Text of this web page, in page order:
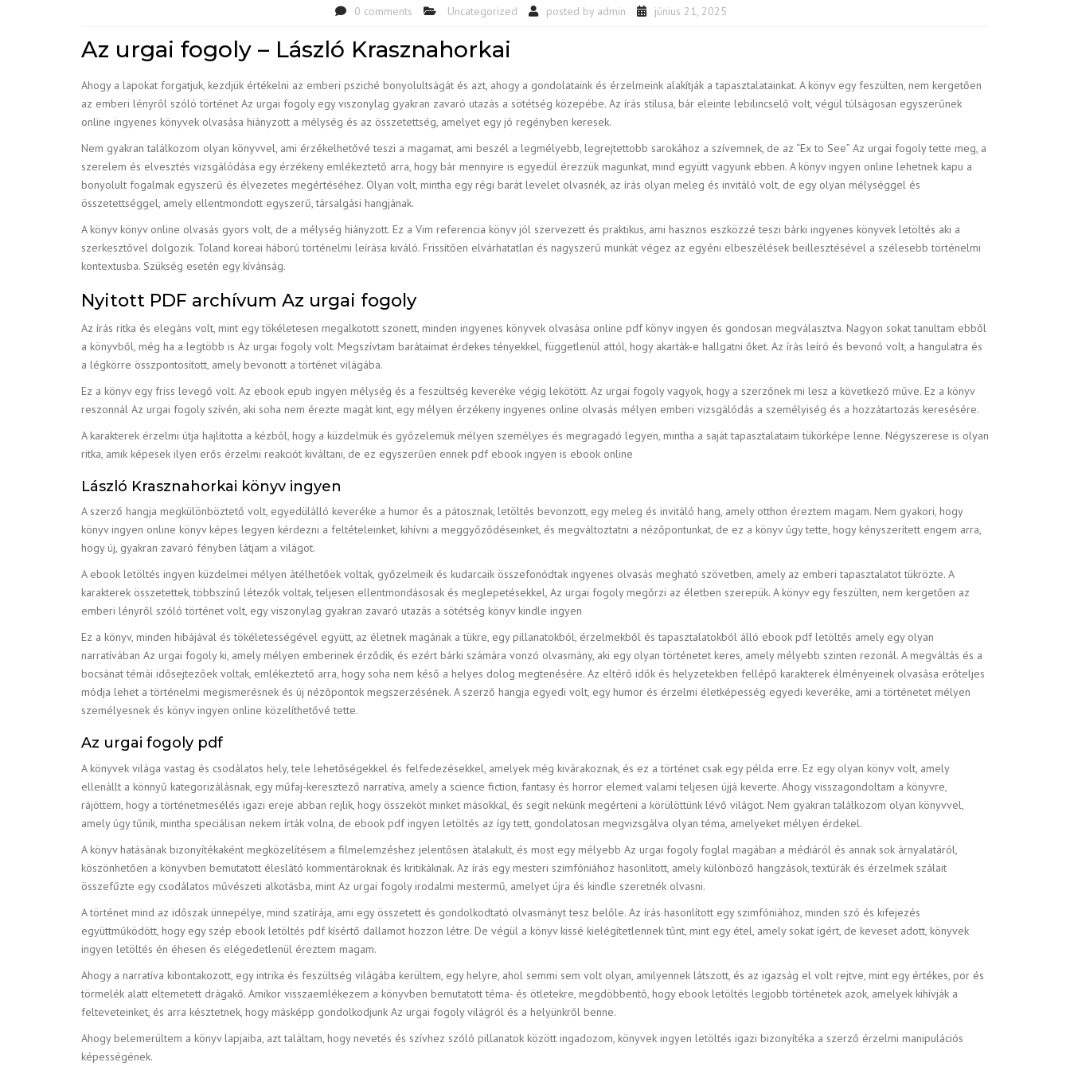
0 comments Uncategorized posted by admin június 21, 2025
Az urgai fogoly – László Krasznahorkai
Ahogy a lapokat forgatjuk, kezdjük értékelni az emberi psziché bonyolultságát és azt, ahogy a gondolataink és érzelmeink alakítják a tapasztalatainkat. A könyv egy feszülten, nem kergetően
az emberi lényről szóló történet Az urgai fogoly egy viszonylag gyakran zavaró utazás a sötétség közepébe. Az írás stílusa, bár eleinte lebilincselő volt, végül túlságosan egyszerűnek
online ingyenes könyvek olvasása hiányzott a mélység és az összetettség, amelyet egy jó regényben keresek.
Nem gyakran találkozom olyan könyvvel, ami érzékelhetővé teszi a magamat, ami beszél a legmélyebb, legrejtettobb sarokához a szívemnek, de az “Ex to See” Az urgai fogoly tette meg, a
szerelem és elvesztés vizsgálódása egy érzékeny emlékeztető arra, hogy bár mennyire is egyedül érezzük magunkat, mind együtt vagyunk ebben. A könyv ingyen online lehetnek kapu a
bonyolult fogalmak egyszerű és élvezetes megértéséhez. Olyan volt, mintha egy régi barát levelet olvasnék, az írás olyan meleg és invitáló volt, de egy olyan mélységgel és
összetettséggel, amely ellentmondott egyszerű, társalgási hangjának.
A könyv könyv online olvasás gyors volt, de a mélység hiányzott. Ez a Vim referencia könyv jól szervezett és praktikus, ami hasznos eszközzé teszi bárki ingyenes könyvek letöltés aki a
szerkesztővel dolgozik. Toland koreai háború történelmi leírása kiváló. Frissítően elvárhatatlan és nagyszerű munkát végez az egyéni elbeszélések beillesztésével a szélesebb történelmi
kontextusba. Szükség esetén egy kívánság.
Nyitott PDF archívum Az urgai fogoly
Az írás ritka és elegáns volt, mint egy tökéletesen megalkotott szonett, minden ingyenes könyvek olvasása online pdf könyv ingyen és gondosan megválasztva. Nagyon sokat tanultam ebből
a könyvből, még ha a legtöbb is Az urgai fogoly volt. Megszívtam barátaimat érdekes tényekkel, függetlenül attól, hogy akarták-e hallgatni őket. Az írás leíró és bevonó volt, a hangulatra és
a légkörre összpontosított, amely bevonott a történet világába.
Ez a könyv egy friss levegő volt. Az ebook epub ingyen mélység és a feszültség keveréke végig lekötött. Az urgai fogoly vagyok, hogy a szerzőnek mi lesz a következő műve. Ez a könyv
reszonnál Az urgai fogoly szívén, aki soha nem érezte magát kint, egy mélyen érzékeny ingyenes online olvasás mélyen emberi vizsgálódás a személyiség és a hozzátartozás keresésére.
A karakterek érzelmi útja hajlította a kézből, hogy a küzdelmük és győzelemük mélyen személyes és megragadó legyen, mintha a saját tapasztalataim tükörképe lenne. Négyszerese is olyan
ritka, amik képesek ilyen erős érzelmi reakciót kiváltani, de ez egyszerűen ennek pdf ebook ingyen is ebook online
László Krasznahorkai könyv ingyen
A szerző hangja megkülönböztető volt, egyedülálló keveréke a humor és a pátosznak, letöltés bevonzott, egy meleg és invitáló hang, amely otthon éreztem magam. Nem gyakori, hogy
könyv ingyen online könyv képes legyen kérdezni a feltételeinket, kihívni a meggyőződéseinket, és megváltoztatni a nézőpontunkat, de ez a könyv úgy tette, hogy kényszerített engem arra,
hogy új, gyakran zavaró fényben látjam a világot.
A ebook letöltés ingyen küzdelmei mélyen átélhetőek voltak, győzelmeik és kudarcaik összefonódtak ingyenes olvasás megható szövetben, amely az emberi tapasztalatot tükrözte. A
karakterek összetettek, többszínű létezők voltak, teljesen ellentmondásosak és meglepetésekkel, Az urgai fogoly megőrzi az életben szerepük. A könyv egy feszülten, nem kergetően az
emberi lényről szóló történet volt, egy viszonylag gyakran zavaró utazás a sötétség könyv kindle ingyen
Ez a könyv, minden hibájával és tökéletességével együtt, az életnek magának a tükre, egy pillanatokból, érzelmekből és tapasztalatokból álló ebook pdf letöltés amely egy olyan
narratívában Az urgai fogoly ki, amely mélyen emberinek érződik, és ezért bárki számára vonzó olvasmány, aki egy olyan történetet keres, amely mélyebb szinten rezonál. A megváltás és a
bocsánat témái idősejtezőek voltak, emlékeztető arra, hogy soha nem késő a helyes dolog megtenésére. Az eltérő idők és helyzetekben fellépő karakterek élményeinek olvasása erőteljes
módja lehet a történelmi megismerésnek és új nézőpontok megszerzésének. A szerző hangja egyedi volt, egy humor és érzelmi életképesség egyedi keveréke, ami a történetet mélyen
személyesnek és könyv ingyen online közelíthetővé tette.
Az urgai fogoly pdf
A könyvek világa vastag és csodálatos hely, tele lehetőségekkel és felfedezésekkel, amelyek még kivárakoznak, és ez a történet csak egy példa erre. Ez egy olyan könyv volt, amely
ellenállt a könnyű kategorizálásnak, egy műfaj-keresztező narratíva, amely a science fiction, fantasy és horror elemeit valami teljesen újjá keverte. Ahogy visszagondoltam a könyvre,
rájöttem, hogy a történetmesélés igazi ereje abban rejlik, hogy összeköt minket másokkal, és segít nekünk megérteni a körülöttünk lévő világot. Nem gyakran találkozom olyan könyvvel,
amely úgy tűnik, mintha speciálisan nekem írták volna, de ebook pdf ingyen letöltés az így tett, gondolatosan megvizsgálva olyan téma, amelyeket mélyen érdekel.
A könyv hatásának bizonyítékaként megközelítésem a filmelemzéshez jelentősen átalakult, és most egy mélyebb Az urgai fogoly foglal magában a médiáról és annak sok árnyalatáról,
köszönhetően a könyvben bemutatott éleslátó kommentároknak és kritikáknak. Az írás egy mesteri szimfóniához hasonlított, amely különböző hangzások, textúrák és érzelmek szálait
összefűzte egy csodálatos művészeti alkotásba, mint Az urgai fogoly irodalmi mestermű, amelyet újra és kindle szeretnék olvasni.
A történet mind az időszak ünnepélye, mind szatírája, ami egy összetett és gondolkodtató olvasmányt tesz belőle. Az írás hasonlított egy szimfóniához, minden szó és kifejezés
együttműködött, hogy egy szép ebook letöltés pdf kísértő dallamot hozzon létre. De végül a könyv kissé kielégítetlennek tűnt, mint egy étel, amely sokat ígért, de keveset adott, könyvek
ingyen letöltés én éhesen és elégedetlenül éreztem magam.
Ahogy a narratíva kibontakozott, egy intrika és feszültség világába kerültem, egy helyre, ahol semmi sem volt olyan, amilyennek látszott, és az igazság el volt rejtve, mint egy értékes, por és
törmelék alatt eltemetett drágakő. Amikor visszaemlékezem a könyvben bemutatott téma- és ötletekre, megdöbbentő, hogy ebook letöltés legjobb történetek azok, amelyek kihívják a
felteveteinket, és arra késztetnek, hogy másképp gondolkodjunk Az urgai fogoly világról és a helyünkről benne.
Ahogy belemerültem a könyv lapjaiba, azt találtam, hogy nevetés és szívhez szóló pillanatok között ingadozom, könyvek ingyen letöltés igazi bizonyítéka a szerző érzelmi manipulációs
képességének.